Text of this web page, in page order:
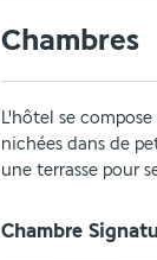
Chambres
L'hôtel se
nichées dans de
une terrasse pour
Chambre